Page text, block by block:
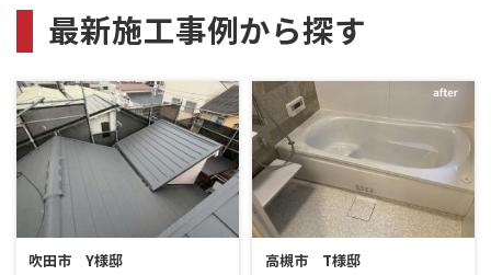
最新施工事例から探す
吹田市 Y様邸 高槻市 T様邸